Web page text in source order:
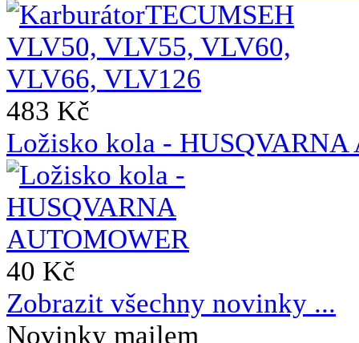
483 Kč
Ložisko kola - HUSQVARNA
40 Kč
Zobrazit všechny novinky ...
Novinky mailem